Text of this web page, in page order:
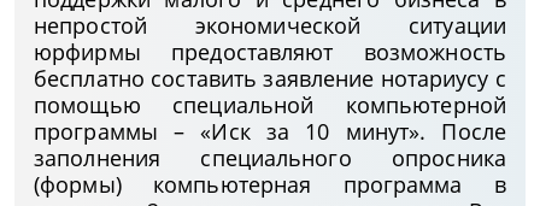
непростой экономической ситуации
юрфирмы предоставляют возможность
бесплатно составить заявление нотариусу с
помощью специальной компьютерной
программы – «Иск за 10 минут». После
заполнения специального опросника
(формы) компьютерная программа в